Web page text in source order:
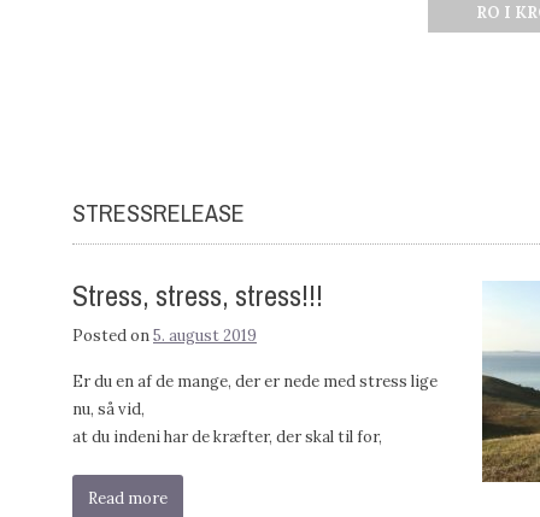
RO I
STRESSRELEASE
Stress, stress, stress!!!
Posted on5. august 2019
Er du en af de mange, der er nede med stress lige
nu, så vid,
at du indeni har de kræfter, der skal til for,
Read more